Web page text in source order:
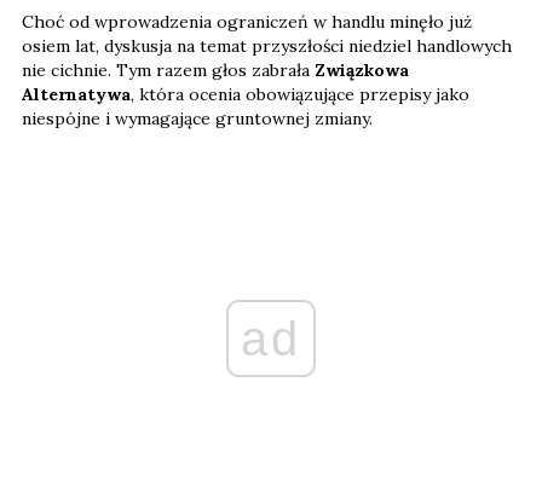
Choć od wprowadzenia ograniczeń w handlu minęło już
osiem lat, dyskusja na temat przyszłości niedziel handlowych
nie cichnie. Tym razem głos zabrała Związkowa
Alternatywa, która ocenia obowiązujące przepisy jako
niespójne i wymagające gruntownej zmiany.
ad